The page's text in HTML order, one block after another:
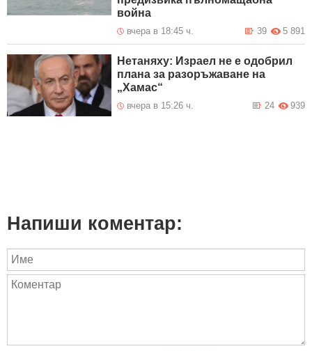
война
вчера в 18:45 ч. 5 891
39
Нетаняху: Израел не е одобрил
плана за разоръжаване на
„Хамас“
вчера в 15:26 ч. 939
24
Напиши коментар: